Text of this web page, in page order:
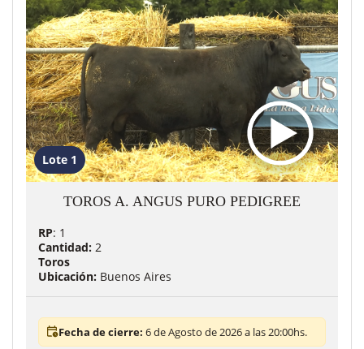
Lote 1
TOROS A. ANGUS PURO PEDIGREE
RP: 1
Cantidad: 2
Toros
Ubicación: Buenos Aires
Fecha de cierre: 6 de Agosto de 2026 a las 20:00hs.